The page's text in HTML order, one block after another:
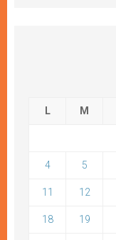
L M
4 5
11 12
18 19